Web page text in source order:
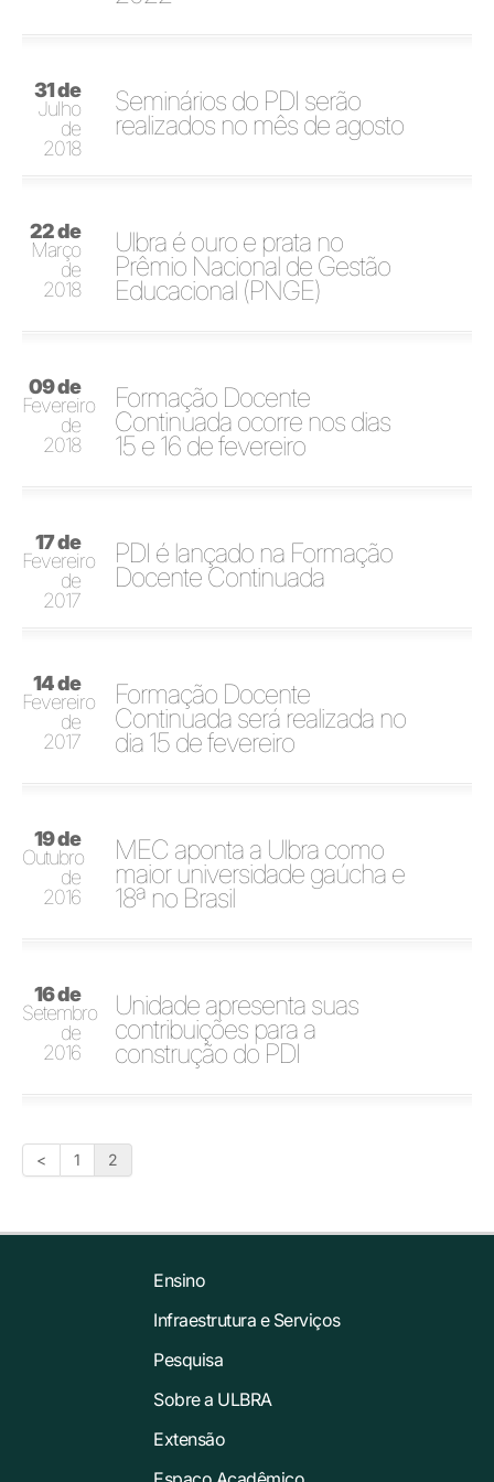
31 de
Julho
de
2018
Seminários do PDI serão
realizados no mês de agosto
22 de
Março
de
2018
Ulbra é ouro e prata no
Prêmio Nacional de Gestão
Educacional (PNGE)
09 de
Fevereiro
de
2018
Formação Docente
Continuada ocorre nos dias
15 e 16 de fevereiro
17 de
Fevereiro
de
2017
PDI é lançado na Formação
Docente Continuada
14 de
Fevereiro
de
2017
Formação Docente
Continuada será realizada no
dia 15 de fevereiro
19 de
Outubro
de
2016
MEC aponta a Ulbra como
maior universidade gaúcha e
18ª no Brasil
16 de
Setembro
de
2016
Unidade apresenta suas
contribuições para a
construção do PDI
< 1 2
Ensino
Infraestrutura e Serviços
Pesquisa
Sobre a ULBRA
Extensão